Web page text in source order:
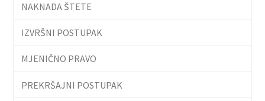
NAKNADA ŠTETE
IZVRŠNI POSTUPAK
MJENIČNO PRAVO
PREKRŠAJNI POSTUPAK